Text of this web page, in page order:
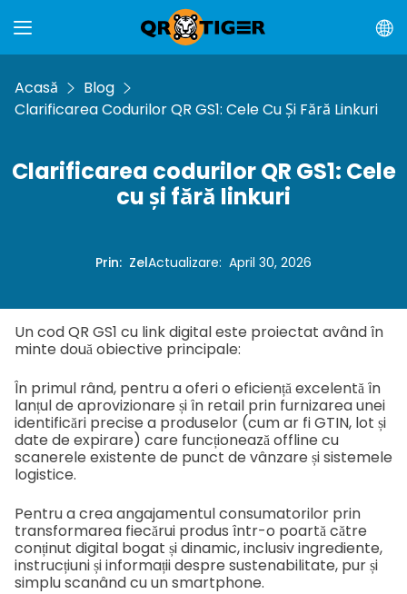
Acasă
Blog
Clarificarea Codurilor QR GS1: Cele Cu Și Fără Linkuri
Clarificarea codurilor QR GS1: Cele
cu și fără linkuri
Prin: ZelActualizare: April 30, 2026
Un cod QR GS1 cu link digital este proiectat având în
minte două obiective principale:
În primul rând, pentru a oferi o eficiență excelentă în
lanțul de aprovizionare și în retail prin furnizarea unei
identificări precise a produselor (cum ar fi GTIN, lot și
date de expirare) care funcționează offline cu
scanerele existente de punct de vânzare și sistemele
logistice.
Pentru a crea angajamentul consumatorilor prin
transformarea fiecărui produs într-o poartă către
conținut digital bogat și dinamic, inclusiv ingrediente,
instrucțiuni și informații despre sustenabilitate, pur și
simplu scanând cu un smartphone.